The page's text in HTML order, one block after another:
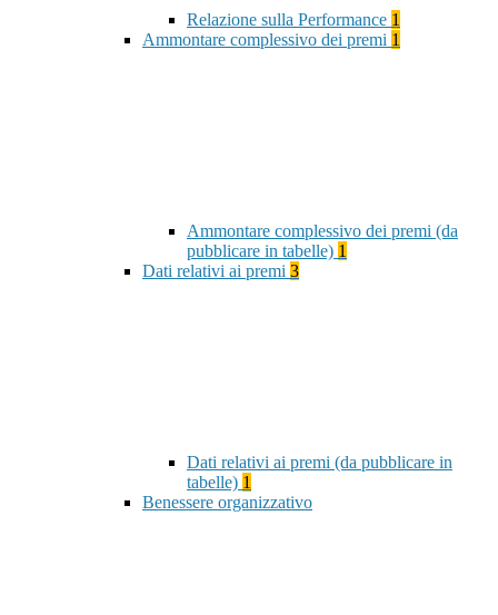
Relazione sulla Performance 1
Ammontare complessivo dei premi 1
Ammontare complessivo dei premi (da
pubblicare in tabelle) 1
Dati relativi ai premi 3
Dati relativi ai premi (da pubblicare in
tabelle) 1
Benessere organizzativo